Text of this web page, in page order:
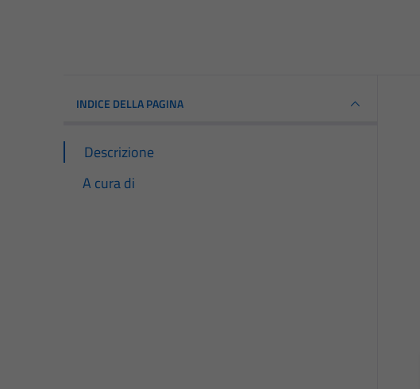
INDICE DELLA PAGINA
Descrizione
A cura di